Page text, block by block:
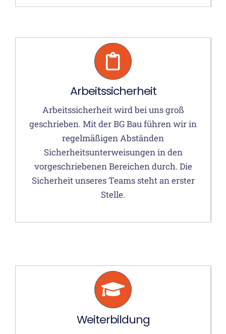
Arbeitssicherheit
Arbeitssicherheit wird bei uns groß
geschrieben. Mit der BG Bau führen wir in
regelmäßigen Abständen
Sicherheitsunterweisungen in den
vorgeschriebenen Bereichen durch. Die
Sicherheit unseres Teams steht an erster
Stelle.
Weiterbildung